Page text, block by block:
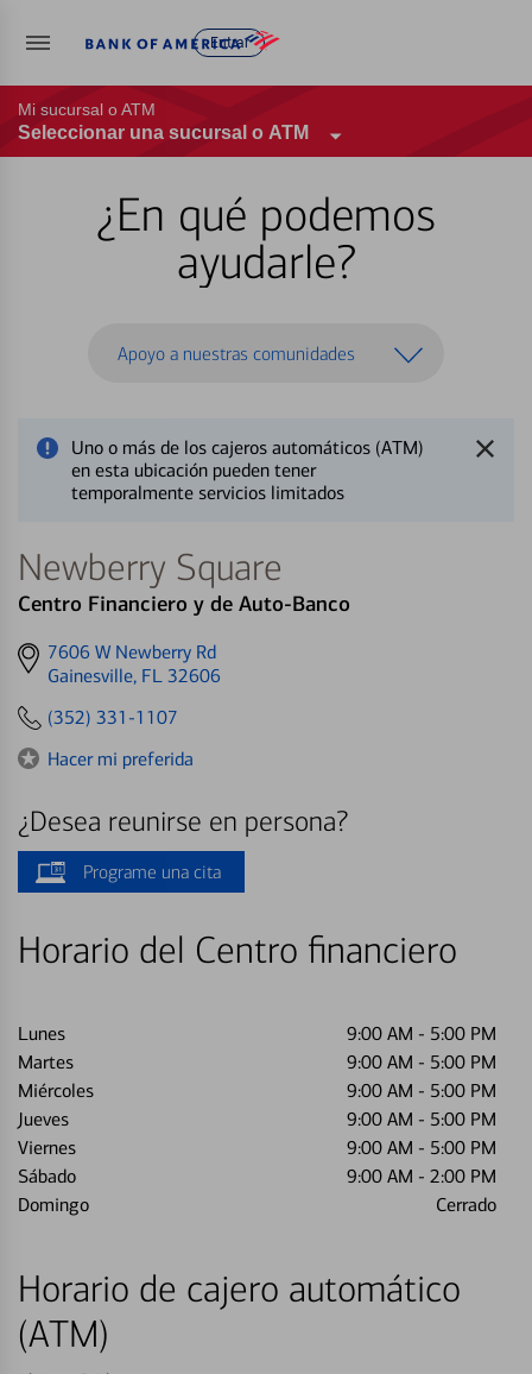
Entrar
Mi sucursal o ATM
Seleccionar una sucursal o ATM
¿En qué podemos
ayudarle?
Apoyo a nuestras comunidades
Uno o más de los cajeros automáticos (ATM)
en esta ubicación pueden tener
temporalmente servicios limitados
Newberry Square
Centro Financiero y de Auto-Banco
Get
directions
7606 W Newberry Rd
Gainesville, FL 32606
(352) 331-1107
Hacer mi preferida
¿Desea reunirse en persona?
Programe una cita
Horario del Centro financiero
Lunes 9:00 AM - 5:00 PM
Martes
9:00 AM - 5:00 PM
Miércoles
9:00 AM - 5:00 PM
Jueves
9:00 AM - 5:00 PM
Viernes
9:00 AM - 5:00 PM
Sábado
9:00 AM - 2:00 PM
Domingo
Cerrado
Horario de cajero automático
(ATM)